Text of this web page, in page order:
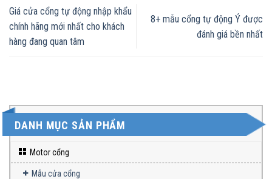
Giá cửa cổng tự động nhập khẩu
chính hãng mới nhất cho khách
hàng đang quan tâm
8+ mẫu cổng tự động Ý được
đánh giá bền nhất
DANH MỤC SẢN PHẨM
Motor cổng
Mẫu cửa cổng